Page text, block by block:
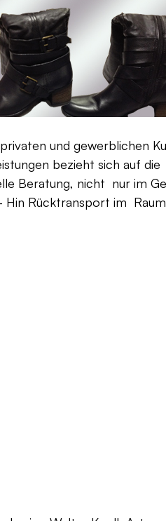
und gewerblichen
bezieht sich auf
Beratung, nicht nur im
Rücktransport im